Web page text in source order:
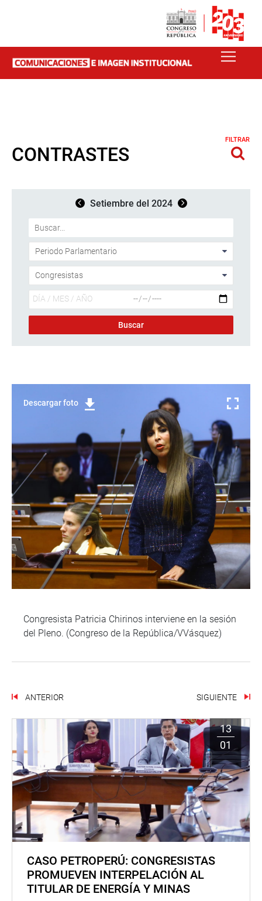
CONTRASTES
FILTRAR
Setiembre del 2024
Descargar foto
Congresista Patricia Chirinos interviene en la sesión
del Pleno. (Congreso de la República/VVásquez)
ANTERIOR SIGUIENTE
13
01
CASO PETROPERÚ: CONGRESISTAS
PROMUEVEN INTERPELACIÓN AL
TITULAR DE ENERGÍA Y MINAS